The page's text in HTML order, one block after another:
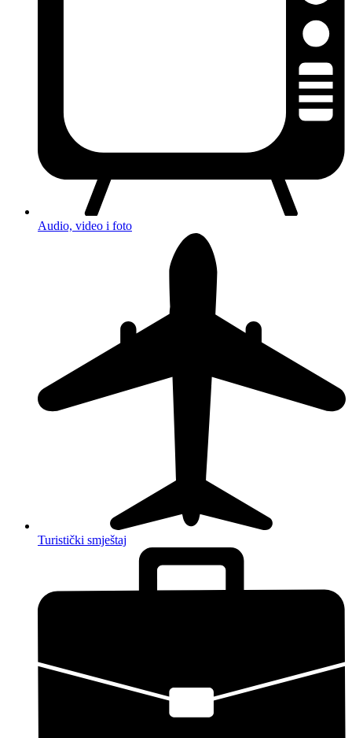
Audio, video i foto
Turistički smještaj